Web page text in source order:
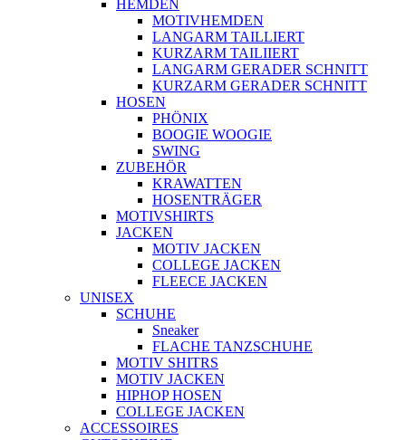
HEMDEN
MOTIVHEMDEN
LANGARM TAILLIERT
KURZARM TAILIIERT
LANGARM GERADER SCHNITT
KURZARM GERADER SCHNITT
HOSEN
PHÖNIX
BOOGIE WOOGIE
SWING
ZUBEHÖR
KRAWATTEN
HOSENTRÄGER
MOTIVSHIRTS
JACKEN
MOTIV JACKEN
COLLEGE JACKEN
FLEECE JACKEN
UNISEX
SCHUHE
Sneaker
FLACHE TANZSCHUHE
MOTIV SHITRS
MOTIV JACKEN
HIPHOP HOSEN
COLLEGE JACKEN
ACCESSOIRES